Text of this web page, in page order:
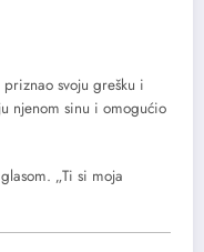
svoju grešku i
njenom sinu i omogućio
„Ti si moja